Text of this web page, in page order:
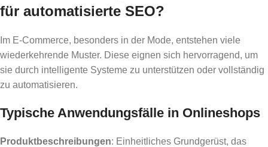
für automatisierte SEO?
Im E-Commerce, besonders in der Mode, entstehen viele
wiederkehrende Muster. Diese eignen sich hervorragend, um
sie durch intelligente Systeme zu unterstützen oder vollständig
zu automatisieren.
Typische Anwendungsfälle in Onlineshops
Produktbeschreibungen: Einheitliches Grundgerüst, das